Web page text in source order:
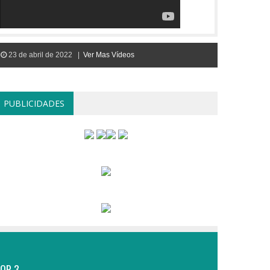
23 de abril de 2022 | Ver Mas Vídeos
PUBLICIDADES